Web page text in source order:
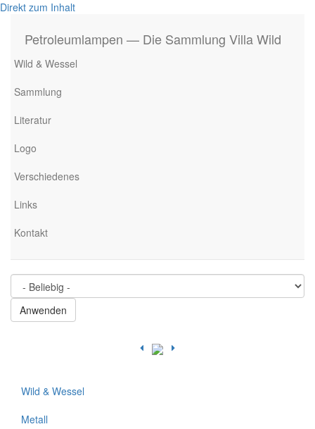
Direkt zum Inhalt
Petroleumlampen — Die Sammlung Villa Wild
Wild & Wessel
Sammlung
Literatur
Logo
Verschiedenes
Links
Kontakt
Wild & Wessel
Metall